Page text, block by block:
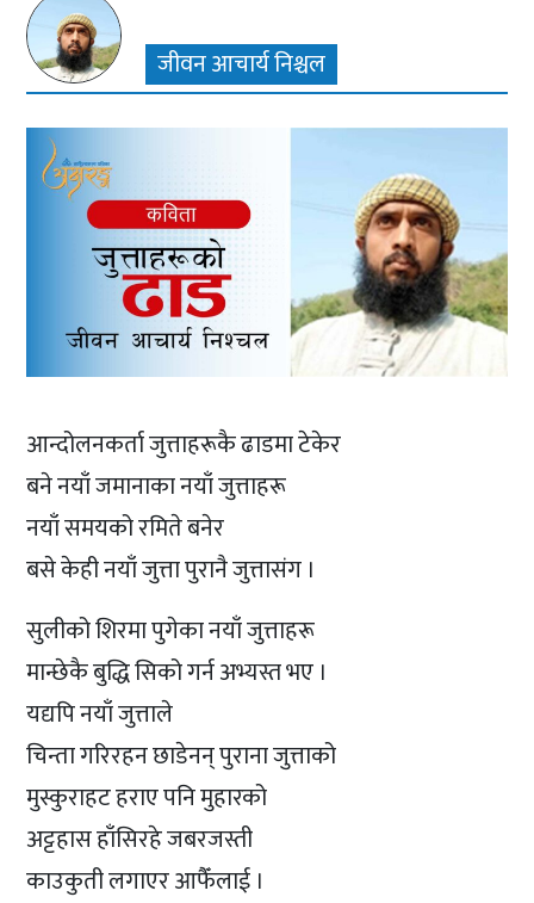
जीवन आचार्य निश्चल
आन्दोलनकर्ता जुत्ताहरूकै ढाडमा टेकेर
बने नयाँ जमानाका नयाँ जुत्ताहरू
नयाँ समयको रमिते बनेर
बसे केही नयाँ जुत्ता पुरानै जुत्तासंग ।
सुलीको शिरमा पुगेका नयाँ जुत्ताहरू
मान्छेकै बुद्धि सिको गर्न अभ्यस्त भए ।
यद्यपि नयाँ जुत्ताले
चिन्ता गरिरहन छाडेनन् पुराना जुत्ताको
मुस्कुराहट हराए पनि मुहारको
अट्टहास हाँसिरहे जबरजस्ती
काउकुती लगाएर आफैँलाई ।